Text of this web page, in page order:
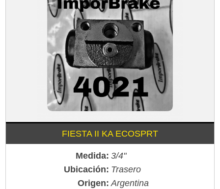
FIESTA II KA ECOSPRT
Medida: 3/4"
Ubicación: Trasero
Origen: Argentina